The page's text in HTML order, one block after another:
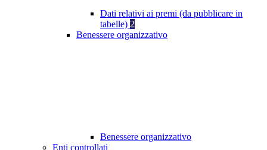
Dati relativi ai premi (da pubblicare in
tabelle) 2
Benessere organizzativo
Benessere organizzativo
Enti controllati